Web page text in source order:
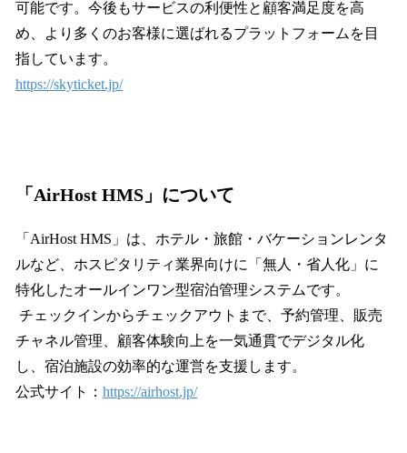
可能です。今後もサービスの利便性と顧客満足度を高
め、より多くのお客様に選ばれるプラットフォームを目
指しています。
https://skyticket.jp/
「AirHost HMS」について
「AirHost HMS」は、ホテル・旅館・バケーションレンタ
ルなど、ホスピタリティ業界向けに「無人・省人化」に
特化したオールインワン型宿泊管理システムです。
チェックインからチェックアウトまで、予約管理、販売
チャネル管理、顧客体験向上を一気通貫でデジタル化
し、宿泊施設の効率的な運営を支援します。
公式サイト： https://airhost.jp/